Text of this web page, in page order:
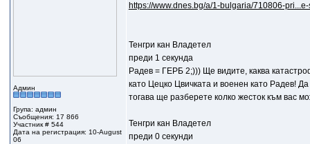
Админ
Група: админ
Съобщения: 17 866
Участник # 544
Дата на регистрация: 10-August
06
https://www.dnes.bg/a/1-bulgaria/710806-
Тенгри кан Владетел
преди 1 секунда
Радев = ГЕРБ 2;))) Ще видите, каква
като Цецко Цвичката и военен като Радев!
тогава ще разберете колко жесток към вас
Тенгри кан Владетел
преди 0 секунди